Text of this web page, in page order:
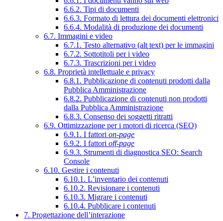
6.6.2. Tipi di documenti
6.6.3. Formato di lettura dei documenti elettronici
6.6.4. Modalità di produzione dei documenti
6.7. Immagini e video
6.7.1. Testo alternativo (alt text) per le immagini
6.7.2. Sottotitoli per i video
6.7.3. Trascrizioni per i video
6.8. Proprietà intellettuale e privacy
6.8.1. Pubblicazione di contenuti prodotti dalla
Pubblica Amministrazione
6.8.2. Pubblicazione di contenuti non prodotti
dalla Pubblica Amministrazione
6.8.3. Consenso dei soggetti ritratti
6.9. Ottimizzazione per i motori di ricerca (SEO)
6.9.1. I fattori on-page
6.9.2. I fattori off-page
6.9.3. Strumenti di diagnostica SEO: Search
Console
6.10. Gestire i contenuti
6.10.1. L’inventario dei contenuti
6.10.2. Revisionare i contenuti
6.10.3. Migrare i contenuti
6.10.4. Pubblicare i contenuti
7. Progettazione dell’interazione